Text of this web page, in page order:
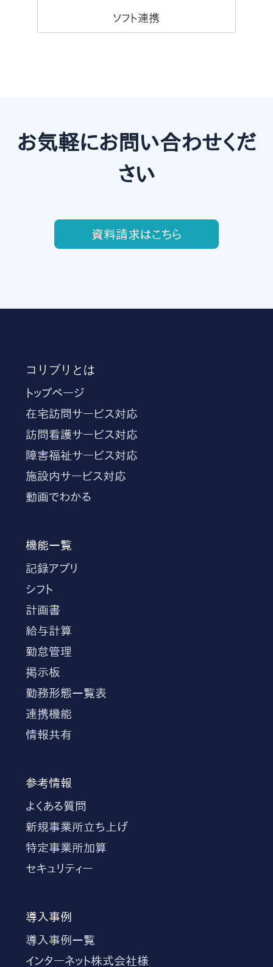
ソフト連携
お気軽にお問い合わせくだ
さい
資料請求はこちら
コリブリとは
トップページ
在宅訪問サービス対応
訪問看護サービス対応
障害福祉サービス対応
施設内サービス対応
動画でわかる
機能一覧
記録アプリ
シフト
計画書
給与計算
勤怠管理
掲示板
勤務形態一覧表
連携機能
情報共有
参考情報
よくある質問
新規事業所立ち上げ
特定事業所加算
セキュリティー
導入事例
導入事例一覧
インターネット株式会社様